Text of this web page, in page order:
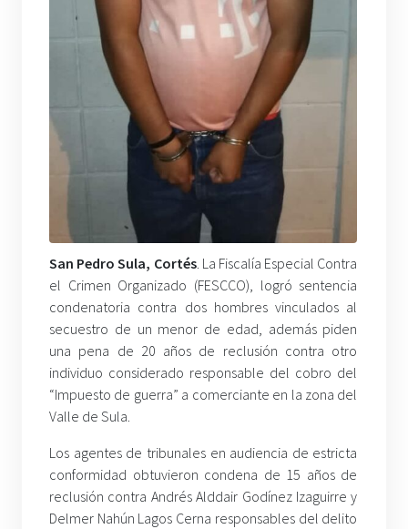
San Pedro Sula, Cortés. La Fiscalía Especial Contra
el Crimen Organizado (FESCCO), logró sentencia
condenatoria contra dos hombres vinculados al
secuestro de un menor de edad, además piden
una pena de 20 años de reclusión contra otro
individuo considerado responsable del cobro del
“Impuesto de guerra” a comerciante en la zona del
Valle de Sula.
Los agentes de tribunales en audiencia de estricta
conformidad obtuvieron condena de 15 años de
reclusión contra Andrés Alddair Godínez Izaguirre y
Delmer Nahún Lagos Cerna responsables del delito